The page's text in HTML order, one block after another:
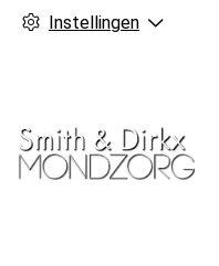
Instellingen